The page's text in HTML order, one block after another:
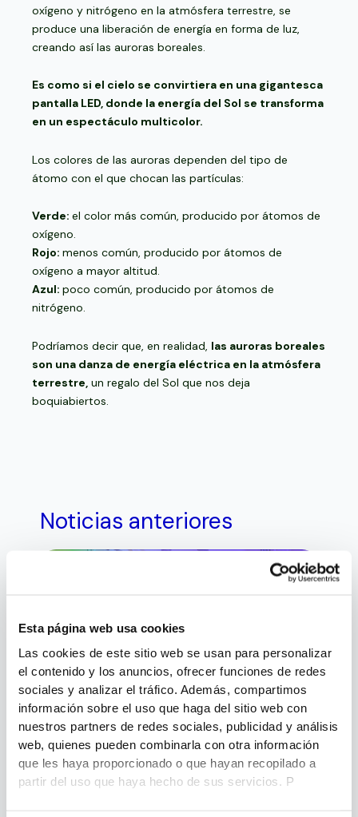
Esta página web usa cookies
Las cookies de este sitio web se usan para personalizar
el contenido y los anuncios, ofrecer funciones de redes
sociales y analizar el tráfico. Además, compartimos
información sobre el uso que haga del sitio web con
nuestros partners de redes sociales, publicidad y análisis
web, quienes pueden combinarla con otra información
que les haya proporcionado o que hayan recopilado a
partir del uso que haya hecho de sus servicios. P
oxígeno y nitrógeno en la atmósfera terrestre, se
produce una liberación de energía en forma de luz,
creando así las auroras boreales.
Es como si el cielo se convirtiera en una gigantesca
pantalla LED, donde la energía del Sol se transforma
en un espectáculo multicolor.
Los colores de las auroras dependen del tipo de
átomo con el que chocan las partículas:
Verde: el color más común, producido por átomos de
oxígeno.
Rojo: menos común, producido por átomos de
oxígeno a mayor altitud.
Azul: poco común, producido por átomos de
nitrógeno.
Podríamos decir que, en realidad, las auroras boreales
son una danza de energía eléctrica en la atmósfera
terrestre, un regalo del Sol que nos deja
boquiabiertos.
Noticias anteriores
Energía
Aceites dieléctricos: el sistema
circulatorio de la alta tensión.
admin febrero 10, 2026